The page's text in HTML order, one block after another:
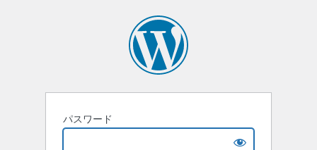
パスワード